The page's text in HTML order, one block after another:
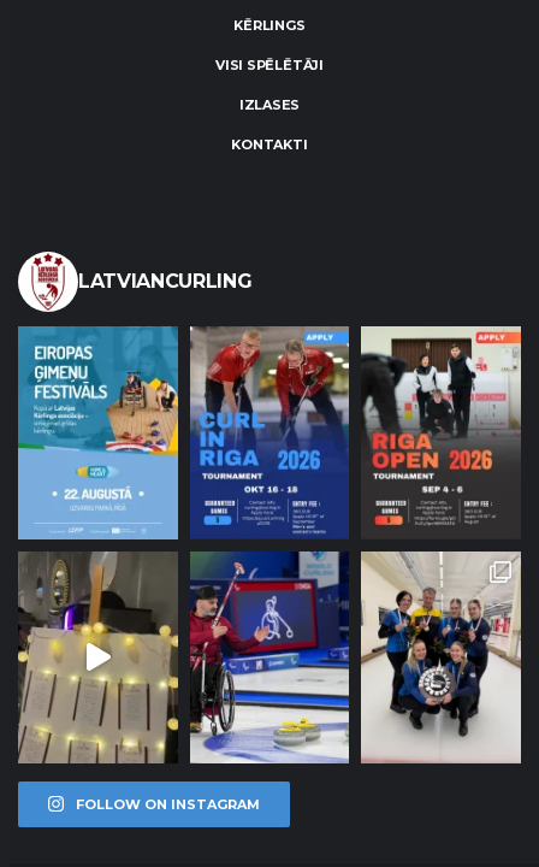
KĒRLINGS
VISI SPĒLĒTĀJI
IZLASES
KONTAKTI
LATVIANCURLING
FOLLOW ON INSTAGRAM